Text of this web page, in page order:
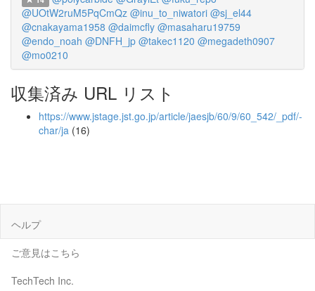
@UOtW2ruM5PqCmQz @inu_to_niwatori @sj_el44
@cnakayama1958 @daimcfly @masaharu19759
@endo_noah @DNFH_jp @takec1120 @megadeth0907
@mo0210
収集済み URL リスト
https://www.jstage.jst.go.jp/article/jaesjb/60/9/60_542/_pdf/-
char/ja (16)
ヘルプ
ご意見はこちら
TechTech Inc.